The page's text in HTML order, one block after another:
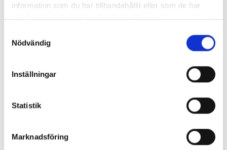
information som du har tillhandahållit eller som de har
samlat in när du har använt deras tjänster.
Nödvändig
Inställningar
Statistik
Marknadsföring